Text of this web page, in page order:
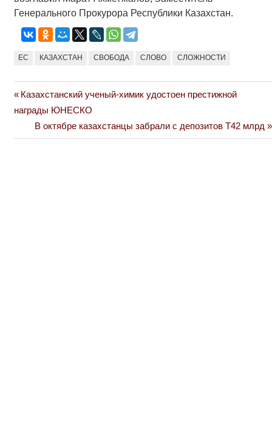
Генерального Прокурора Республики Казахстан.
ЕС КАЗАХСТАН СВОБОДА СЛОВО СЛОЖНОСТИ
Навигация
Previous
Post:
Казахстанский ученый-химик удостоен престижной
награды ЮНЕСКО
Next
Post:
В октябре казахстанцы забрали с депозитов Т42 млрд